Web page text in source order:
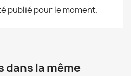
publié pour le moment.
la même